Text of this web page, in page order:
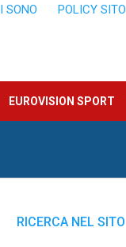
SONO POLICY SITO
EUROVISION SPORT
RICERCA NEL SITO